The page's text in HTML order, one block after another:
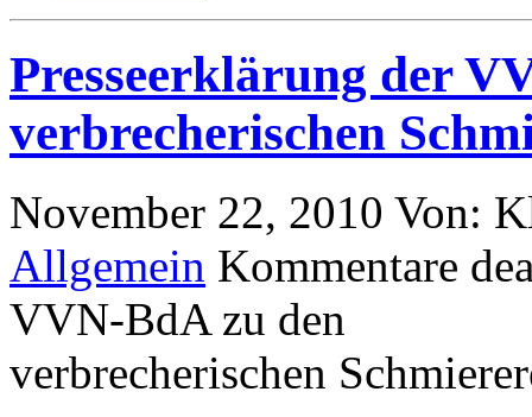
Presseerklärung der
verbrecherischen
November 22, 2010 Von:
Allgemein Kommentare
VVN-BdA zu den
verbrecherischen